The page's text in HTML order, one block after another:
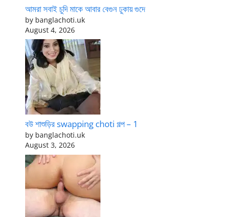
আমরা সবাই চুদি মাকে আবার বেগুন ঢুকায় গুদে
by banglachoti.uk
August 4, 2026
বউ শাশুড়ির swapping choti গল্প – 1
by banglachoti.uk
August 3, 2026